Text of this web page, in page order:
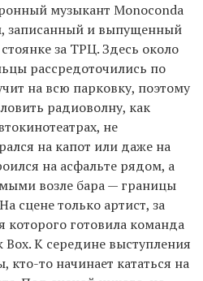
музыкант Monoconda
записанный и выпущенный
за ТРЦ. Здесь около
рассредоточились по
на всю парковку, поэтому
радиоволну, как
не
на капот или даже на
на асфальте рядом, а
возле бара — границы
сцене только артист, за
готовила команда
К середине выступления
кто-то начинает кататься на